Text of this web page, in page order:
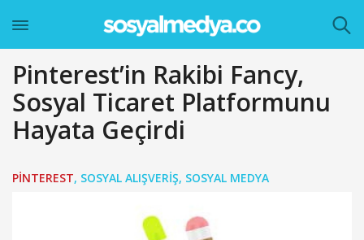
Pinterest’in Rakibi Fancy,
Sosyal Ticaret Platformunu
Hayata Geçirdi
PINTEREST, SOSYAL ALIŞVERIŞ, SOSYAL MEDYA